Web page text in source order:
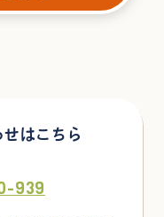
はこちら
939